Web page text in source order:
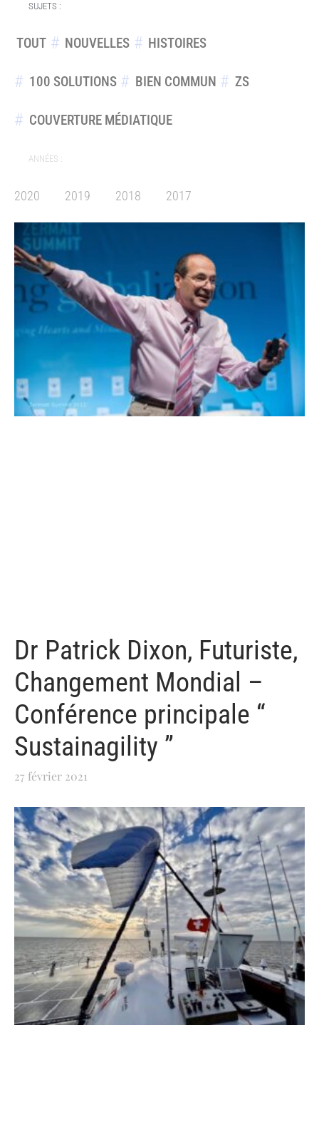
SUJETS :
TOUT NOUVELLES HISTOIRES
100 SOLUTIONS BIEN COMMUN ZS
COUVERTURE MÉDIATIQUE
ANNÉES :
2020 2019 2018 2017
Dr Patrick Dixon, Futuriste,
Changement Mondial –
Conférence principale “
Sustainagility ”
27 février 2021